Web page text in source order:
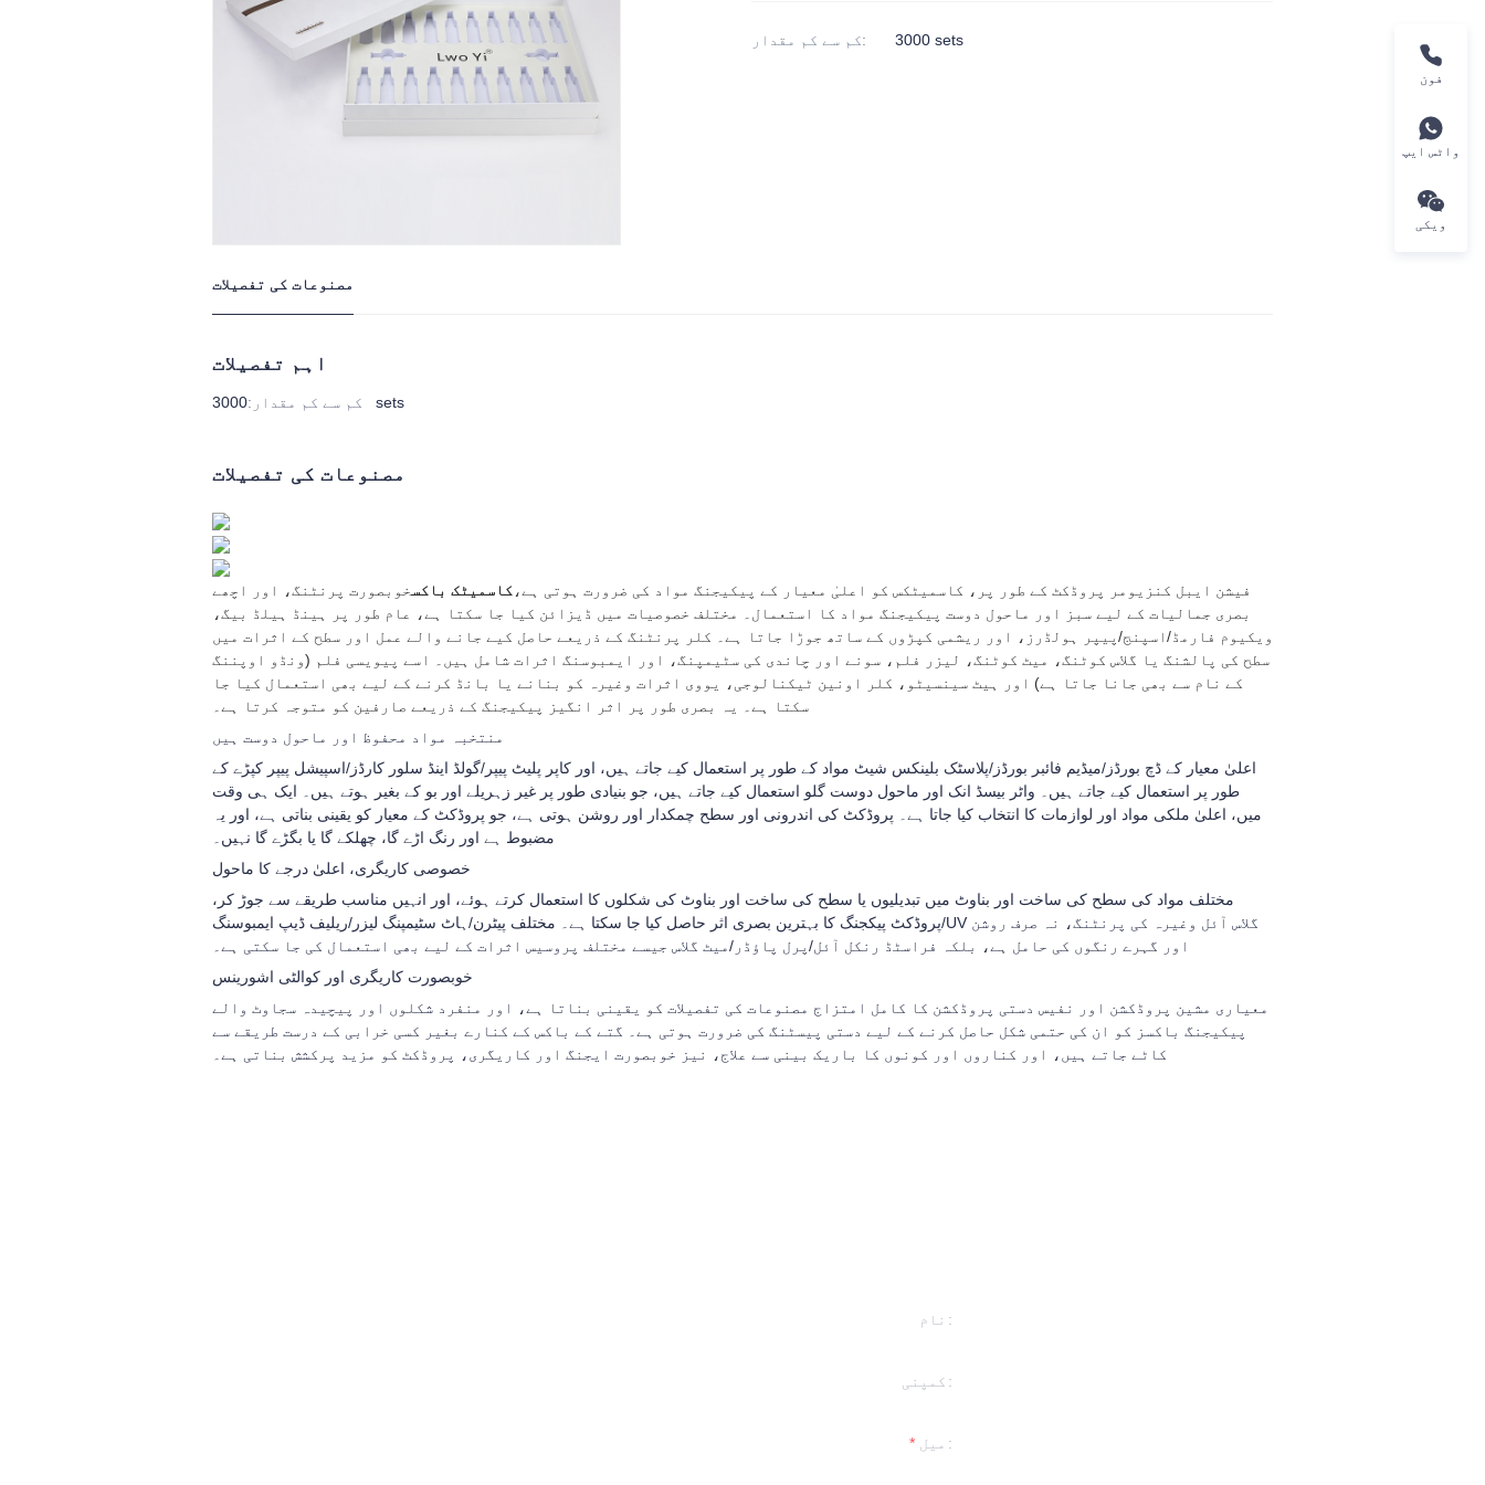
کم سے کم مقدار: 3000 sets
مصنوعات کی تفصیلات
اہم تفصیلات
کم سے کم مقدار : 3000 sets
مصنوعات کی تفصیلات
فیشن ایبل کنزیومر پروڈکٹ کے طور پر، کاسمیٹکس کو اعلیٰ معیار کے پیکیجنگ مواد کی ضرورت ہوتی ہے، کاسمیٹک باکسخوبصورت پرنٹنگ، اور اچھے
بصری جمالیات کے لیے سبز اور ماحول دوست پیکیجنگ مواد کا استعمال۔ مختلف خصوصیات میں ڈیزائن کیا جا سکتا ہے، عام طور پر ہینڈ ہیلڈ بیگ،
ویکیوم فارمڈ/اسپنج/پیپر ہولڈرز، اور ریشمی کپڑوں کے ساتھ جوڑا جاتا ہے۔ کلر پرنٹنگ کے ذریعے حاصل کیے جانے والے عمل اور سطح کے اثرات میں
سطح کی پالشنگ یا گلاس کوٹنگ، میٹ کوٹنگ، لیزر فلم، سونے اور چاندی کی سٹیمپنگ، اور ایمبوسنگ اثرات شامل ہیں۔ اسے پیویسی فلم (ونڈو اوپننگ
کے نام سے بھی جانا جاتا ہے) اور ہیٹ سینسیٹو، کلر اونین ٹیکنالوجی، یووی اثرات وغیرہ کو بنانے یا بانڈ کرنے کے لیے بھی استعمال کیا جا
سکتا ہے۔ یہ بصری طور پر اثر انگیز پیکیجنگ کے ذریعے صارفین کو متوجہ کرتا ہے۔
منتخبہ مواد محفوظ اور ماحول دوست ہیں
اعلیٰ معیار کے ڈچ بورڈز/میڈیم فائبر بورڈز/پلاسٹک بلینکس شیٹ مواد کے طور پر استعمال کیے جاتے ہیں، اور کاپر پلیٹ پیپر/گولڈ اینڈ سلور کارڈز/اسپیشل پیپر کپڑے کے
طور پر استعمال کیے جاتے ہیں۔ واٹر بیسڈ انک اور ماحول دوست گلو استعمال کیے جاتے ہیں، جو بنیادی طور پر غیر زہریلے اور بو کے بغیر ہوتے ہیں۔ ایک ہی وقت
میں، اعلیٰ ملکی مواد اور لوازمات کا انتخاب کیا جاتا ہے۔ پروڈکٹ کی اندرونی اور سطح چمکدار اور روشن ہوتی ہے، جو پروڈکٹ کے معیار کو یقینی بناتی ہے، اور یہ
مضبوط ہے اور رنگ اڑے گا، چھلکے گا یا بگڑے گا نہیں۔
خصوصی کاریگری، اعلیٰ درجے کا ماحول
مختلف مواد کی سطح کی ساخت اور بناوٹ میں تبدیلیوں یا سطح کی ساخت اور بناوٹ کی شکلوں کا استعمال کرتے ہوئے، اور انہیں مناسب طریقے سے جوڑ کر،
پروڈکٹ پیکجنگ کا بہترین بصری اثر حاصل کیا جا سکتا ہے۔ مختلف پیٹرن/ہاٹ سٹیمپنگ لیزر/ریلیف ڈیپ ایمبوسنگ/UV گلاس آئل وغیرہ کی پرنٹنگ، نہ صرف روشن
اور گہرے رنگوں کی حامل ہے، بلکہ فراسٹڈ رنکل آئل/پرل پاؤڈر/میٹ گلاس جیسے مختلف پروسیس اثرات کے لیے بھی استعمال کی جا سکتی ہے۔
خوبصورت کاریگری اور کوالٹی اشورینس
معیاری مشین پروڈکشن اور نفیس دستی پروڈکشن کا کامل امتزاج مصنوعات کی تفصیلات کو یقینی بناتا ہے، اور منفرد شکلوں اور پیچیدہ سجاوٹ والے
پیکیجنگ باکسز کو ان کی حتمی شکل حاصل کرنے کے لیے دستی پیسٹنگ کی ضرورت ہوتی ہے۔ گتے کے باکس کے کنارے بغیر کسی خرابی کے درست طریقے سے
کاٹے جاتے ہیں، اور کناروں اور کونوں کا باریک بینی سے علاج، نیز خوبصورت ایجنگ اور کاریگری، پروڈکٹ کو مزید پرکشش بناتی ہے۔
نام
کمپنی
میل
فون
واٹس ایپ
ویکی